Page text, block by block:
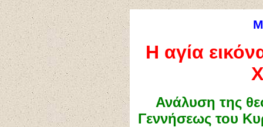
Η αγία
Ανάλυση της
Γεννήσεως του